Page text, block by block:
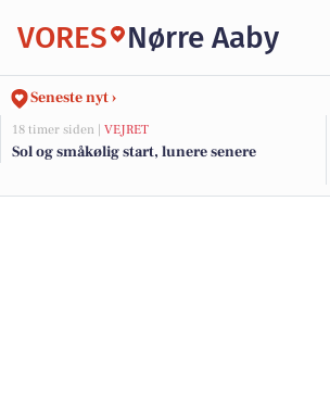
VORES Nørre Aaby
Seneste nyt ›
18 timer siden | VEJRET
Sol og småkølig start, lunere senere